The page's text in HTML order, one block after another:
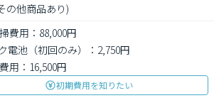
の他商品あり)
費用：88,000円
電池（初回のみ）：2,750円
用：16,500円
初期費用を知りたい